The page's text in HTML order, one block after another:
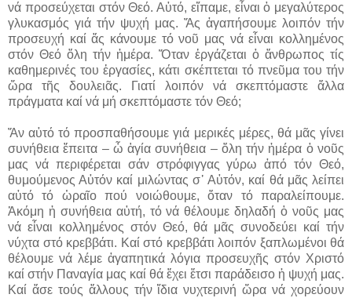
νά προσεύχεται στόν Θεό. Αὐτό, εἴπαμε, εἶναι ὁ μεγαλύτερος
γλυκασμός γιά τήν ψυχή μας. Ἄς ἀγαπήσουμε λοιπόν τήν
προσευχή καί ἄς κάνουμε τό νοῦ μας νά εἶναι κολλημένος
στόν Θεό ὅλη τήν ἡμέρα. Ὅταν ἐργάζεται ὁ ἄνθρωπος τίς
καθημερινές του ἐργασίες, κάτι σκέπτεται τό πνεῦμα του τήν
ὥρα τῆς δουλειᾶς. Γιατί λοιπόν νά σκεπτόμαστε ἄλλα
πράγματα καί νά μή σκεπτόμαστε τόν Θεό;
Ἄν αὐτό τό προσπαθήσουμε γιά μερικές μέρες, θά μᾶς γίνει
συνήθεια ἔπειτα – ὦ ἁγία συνήθεια – ὅλη τήν ἡμέρα ὁ νοῦς
μας νά περιφέρεται σάν στρόφιγγας γύρω ἀπό τόν Θεό,
θυμούμενος Αὐτόν καί μιλώντας σ᾽ Αὐτόν, καί θά μᾶς λείπει
αὐτό τό ὡραῖο πού νοιώθουμε, ὅταν τό παραλείπουμε.
Ἀκόμη ἡ συνήθεια αὐτή, τό νά θέλουμε δηλαδή ὁ νοῦς μας
νά εἶναι κολλημένος στόν Θεό, θά μᾶς συνοδεύει καί τήν
νύχτα στό κρεββάτι. Καί στό κρεββάτι λοιπόν ξαπλωμένοι θά
θέλουμε νά λέμε ἀγαπητικά λόγια προσευχῆς στόν Χριστό
καί στήν Παναγία μας καί θά ἔχει ἔτσι παράδεισο ἡ ψυχή μας.
Καί ἄσε τούς ἄλλους τήν ἴδια νυχτερινή ὥρα νά χορεύουν